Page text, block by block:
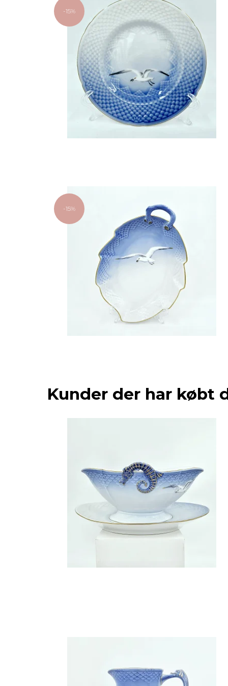
-15%
-15%
Kunder der har købt